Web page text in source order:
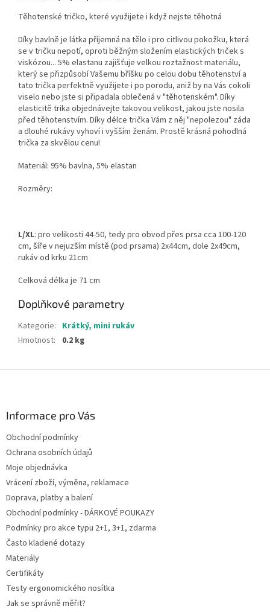
Těhotenské tričko, které využijete i když nejste těhotná
Díky bavlně je látka příjemná na tělo i pro citlivou pokožku, která
se v tričku nepotí, oproti běžným složením elastických triček s
viskózou... 5% elastanu zajišťuje velkou roztažnost materiálu,
který se přizpůsobí Vašemu bříšku po celou dobu těhotenství a
tato trička perfektně využijete i po porodu, aniž by na Vás cokoli
viselo nebo jste si připadala oblečená v "těhotenském". Díky
elasticitě trika objednávejte takovou velikost, jakou jste nosila
před těhotenstvím. Díky délce trička Vám z něj "nepolezou" záda
a dlouhé rukávy vyhoví i vyšším ženám. Prostě krásná pohodlná
trička za skvělou cenu!
Materiál: 95% bavlna, 5% elastan
Rozměry:
L/XL: pro velikosti 44-50, tedy pro obvod přes prsa cca 100-120
cm, šíře v nejuzším místě (pod prsama) 2x44cm, dole 2x49cm,
rukáv od krku 21cm
Celková délka je 71 cm
Doplňkové parametry
Kategorie: Krátký, mini rukáv
Hmotnost: 0.2 kg
Informace pro Vás
Obchodní podmínky
Ochrana osobních údajů
Moje objednávka
Vrácení zboží, výměna, reklamace
Doprava, platby a balení
Obchodní podmínky - DÁRKOVÉ POUKAZY
Podmínky pro akce typu 2+1, 3+1, zdarma
Často kladené dotazy
Materiály
Certifikáty
Testy ergonomického nosítka
Jak se správně měřit?